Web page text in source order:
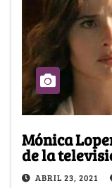
Mónica
de la
ABRIL 23, 2021